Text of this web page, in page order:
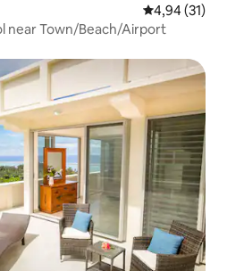
Gemiddelde
4,94 (31)
near Town/Beach/Airport